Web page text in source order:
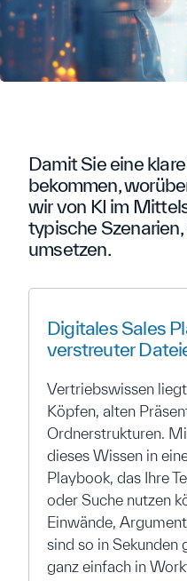
Damit Sie eine
bekommen,
wir von KI im
typische
umsetzen.
Digitales Sales
verstreuter
Vertriebswissen
Köpfen, alten
Ordnerstrukturen.
dieses Wissen in
Playbook, das Ihre
oder Suche nutzen
Einwände,
sind so in Sekunden
ganz einfach in